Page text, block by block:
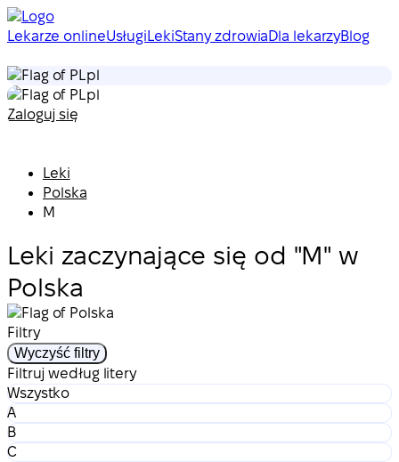
Lekarze onlineUsługi LekiStany zdrowiaDla lekarzyBlog
pl
pl
Zaloguj się
Leki
Polska
M
Leki zaczynające się od "M" w
Polska
Filtry
Wyczyść filtry
Filtruj według litery
Wszystko
A
B
C